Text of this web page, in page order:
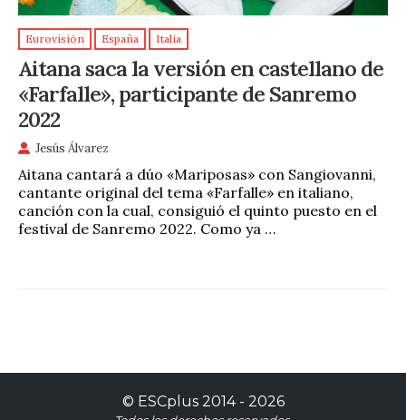
Eurovisión España Italia
Aitana saca la versión en castellano de
«Farfalle», participante de Sanremo
2022
Jesús Álvarez
Aitana cantará a dúo «Mariposas» con Sangiovanni,
cantante original del tema «Farfalle» en italiano,
canción con la cual, consiguió el quinto puesto en el
festival de Sanremo 2022. Como ya …
© ESCplus2014 - 2026